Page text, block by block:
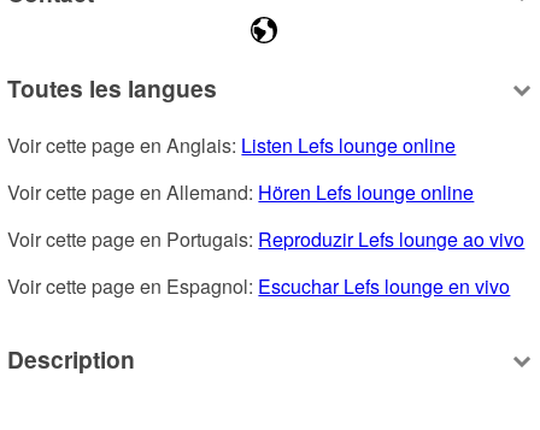
Toutes les langues
Voir cette page en Anglais: Listen Lefs lounge online
Voir cette page en Allemand: Hören Lefs lounge online
Voir cette page en Portugais: Reproduzir Lefs lounge ao vivo
Voir cette page en Espagnol: Escuchar Lefs lounge en vivo
Description